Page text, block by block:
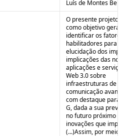
Luís de Montes
O presente projeto
como objetivo geral
identificar os
habilitadores para a
elucidação dos
implicações das
aplicações e
Web 3.0 sobre
infraestruturas de
comunicação
com destaque para
G, dada a sua
no futuro próximo
inovações que
(...)Assim, por meio